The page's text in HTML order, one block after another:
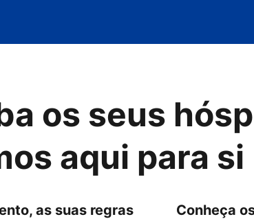
os seus
aqui para si
as suas regras Conheça